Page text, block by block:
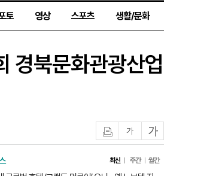
토 영상 스포츠 생활/문화
경북문화관광산업
글자작게글자크게
최신 주간 월간